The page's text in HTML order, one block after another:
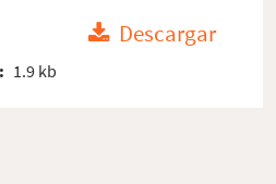
Descargar
1.9 kb